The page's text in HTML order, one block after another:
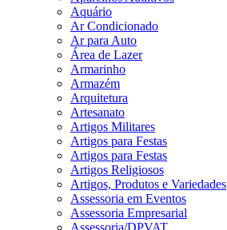
Aquário
Ar Condicionado
Ar para Auto
Área de Lazer
Armarinho
Armazém
Arquitetura
Artesanato
Artigos Militares
Artigos para Festas
Artigos para Festas
Artigos Religiosos
Artigos, Produtos e Variedades
Assessoria em Eventos
Assessoria Empresarial
Assessoria/DPVAT